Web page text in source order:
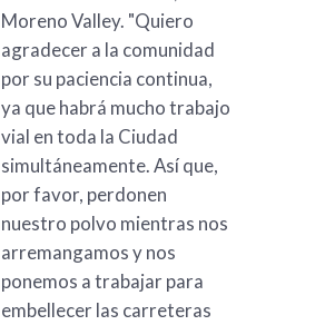
Moreno Valley. "Quiero
agradecer a la comunidad
por su paciencia continua,
ya que habrá mucho trabajo
vial en toda la Ciudad
simultáneamente. Así que,
por favor, perdonen
nuestro polvo mientras nos
arremangamos y nos
ponemos a trabajar para
embellecer las carreteras